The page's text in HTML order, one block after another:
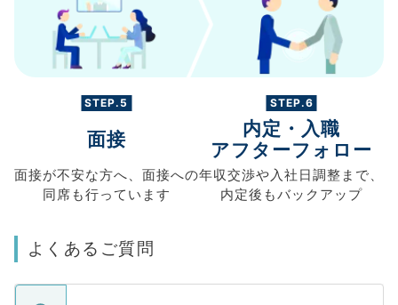
STEP.5
面接
面接が不安な方へ、 面接への
同席も行っています
STEP.6
内定・入職
アフターフォロー
年収交渉や入社日調整まで、
内定後もバックアップ
よくあるご質問